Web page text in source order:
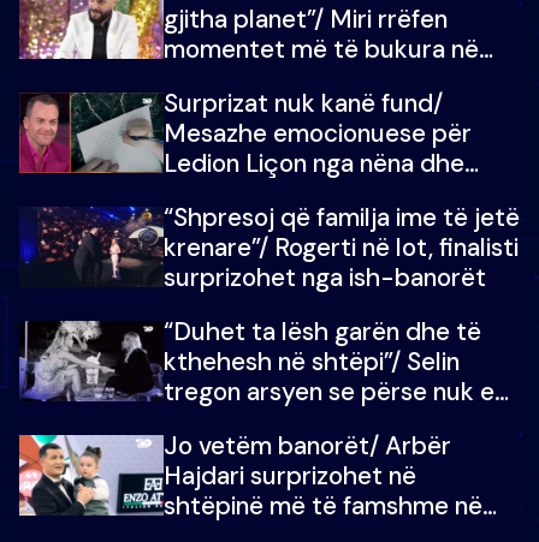
gjitha planet”/ Miri rrëfen
momentet më të bukura në
mungojë zilja e mëngjesit kur…
Surprizat nuk kanë fund/
Mesazhe emocionuese për
Ledion Liçon nga nëna dhe
mban dot lotët: Nuk meritoj…
“Shpresoj që familja ime të jetë
krenare”/ Rogerti në lot, finalisti
surprizohet nga ish-banorët
“Duhet ta lësh garën dhe të
kthehesh në shtëpi”/ Selin
tregon arsyen se përse nuk e
çoja luftën time deri në fund
Jo vetëm banorët/ Arbër
Hajdari surprizohet në
shtëpinë më të famshme në